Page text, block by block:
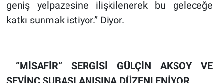
geniş yelpazesine ilişkilenerek bu geleceğe
katkı sunmak istiyor.’’ Diyor.
“MİSAFİR” SERGİSİ GÜLÇİN AKSOY VE
SEVİNÇ SUBAŞI ANISINA DÜZENLENİYOR